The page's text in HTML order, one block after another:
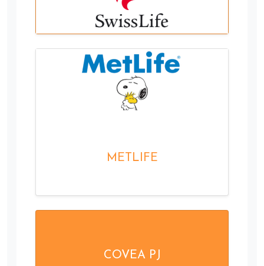
METLIFE
COVEA PJ